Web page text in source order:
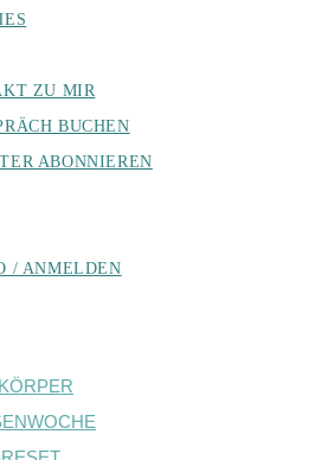
ZU MIR
BUCHEN
ABONNIEREN
/ ANMELDEN